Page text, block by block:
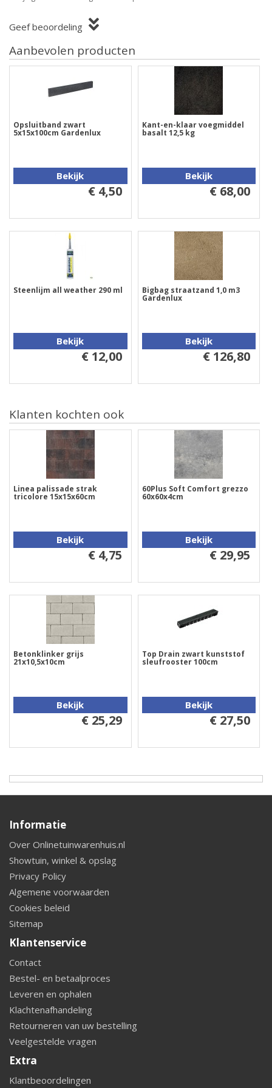
Geef beoordeling
Aanbevolen producten
Opsluitband zwart
5x15x100cm Gardenlux
Bekijk
€ 4,50
Kant-en-klaar voegmiddel
basalt 12,5 kg
Bekijk
€ 68,00
Steenlijm all weather 290 ml
Bekijk
€ 12,00
Bigbag straatzand 1,0 m3
Gardenlux
Bekijk
€ 126,80
Klanten kochten ook
Linea palissade strak
tricolore 15x15x60cm
Bekijk
€ 4,75
60Plus Soft Comfort grezzo
60x60x4cm
Bekijk
€ 29,95
Betonklinker grijs
21x10,5x10cm
Bekijk
€ 25,29
Top Drain zwart kunststof
sleufrooster 100cm
Bekijk
€ 27,50
Informatie
Over Onlinetuinwarenhuis.nl
Showtuin, winkel & opslag
Privacy Policy
Algemene voorwaarden
Cookies beleid
Sitemap
Klantenservice
Contact
Bestel- en betaalproces
Leveren en ophalen
Klachtenafhandeling
Retourneren van uw bestelling
Veelgestelde vragen
Extra
Klantbeoordelingen